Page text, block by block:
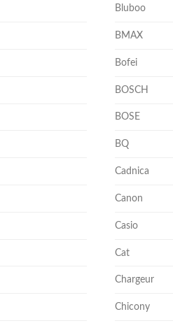
Bluboo
BMAX
Bofei
BOSCH
BOSE
BQ
Cadnica
Canon
Casio
Cat
Chargeur
Chicony